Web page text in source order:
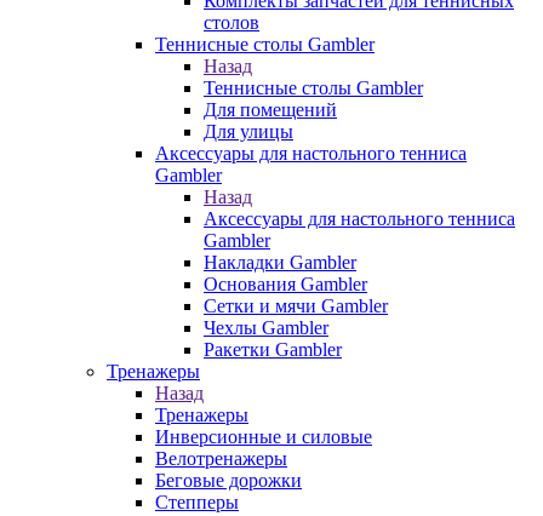
столов
Теннисные столы Gambler
Назад
Теннисные столы Gambler
Для помещений
Для улицы
Аксессуары для настольного тенниса
Gambler
Назад
Аксессуары для настольного тенниса
Gambler
Накладки Gambler
Основания Gambler
Сетки и мячи Gambler
Чехлы Gambler
Ракетки Gambler
Тренажеры
Назад
Тренажеры
Инверсионные и силовые
Велотренажеры
Беговые дорожки
Степперы